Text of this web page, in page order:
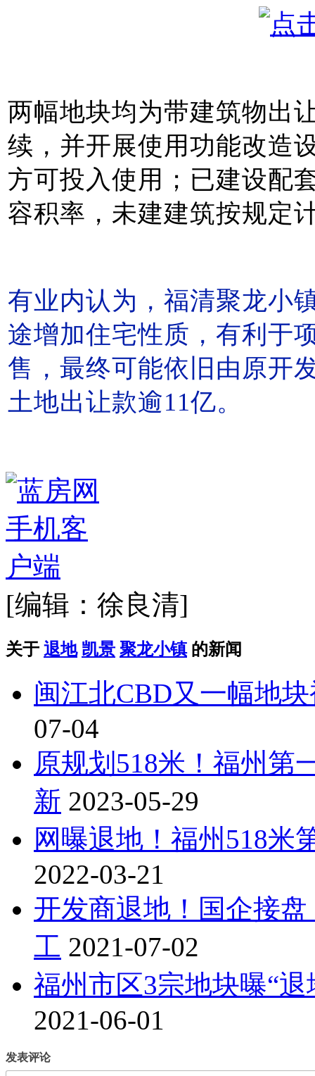
两幅地块均为带建筑物出
续，并开展使用功能改造
方可投入使用；已建设配
容积率，未建建筑按规定
有业内认为，福清聚龙小
途增加住宅性质，有利于
售，最终可能依旧由原开
土地出让款逾11亿。
[编辑：徐良清]
关于 退地 凯景 聚龙小镇 的新闻
闽江北CBD又一幅地
07-04
原规划518米！福州第
新 2023-05-29
网曝退地！福州518米
2022-03-21
开发商退地！国企接
工 2021-07-02
福州市区3宗地块曝“
2021-06-01
发表评论